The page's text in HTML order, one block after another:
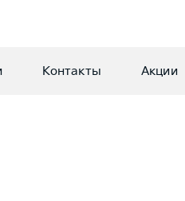
Контакты Акции